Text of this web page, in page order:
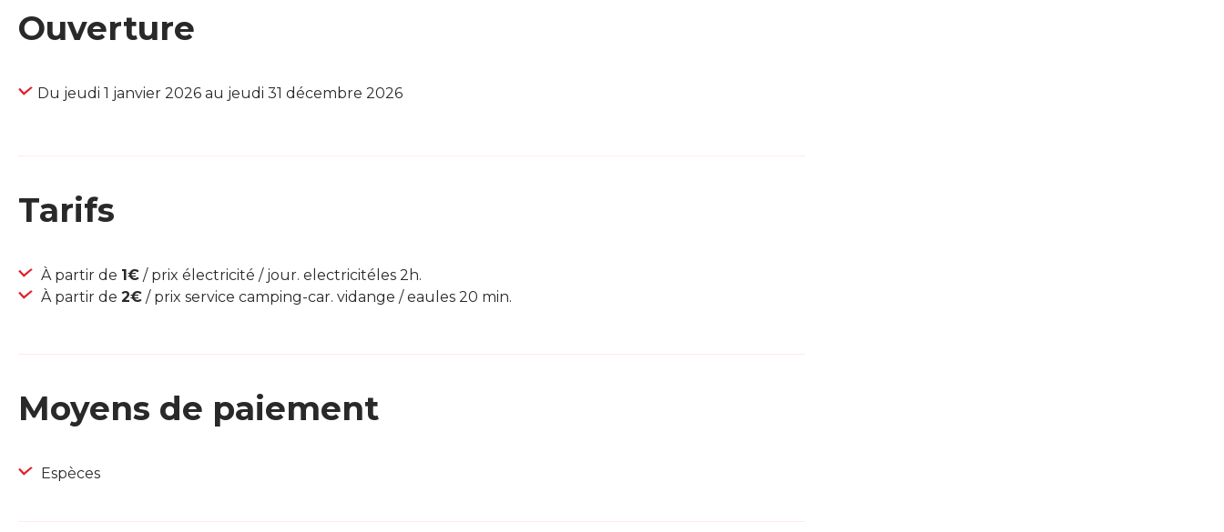
Ouverture
Du jeudi 1 janvier 2026 au jeudi 31 décembre 2026
Tarifs
À partir de 1€ / prix électricité / jour. electricitéles 2h.
À partir de 2€ / prix service camping-car. vidange / eaules 20 min.
Moyens de paiement
Espèces